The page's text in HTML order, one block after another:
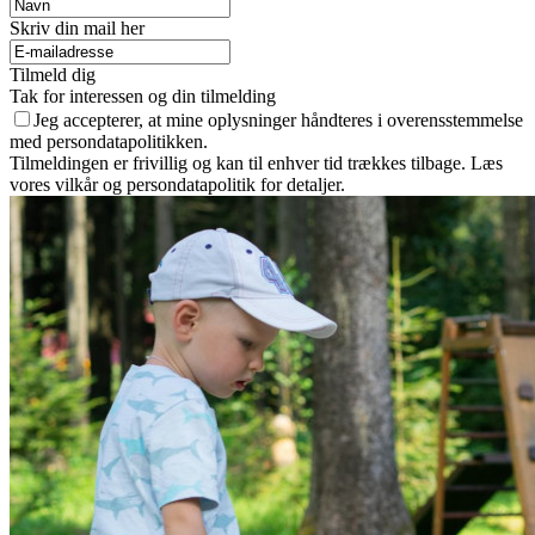
Skriv din mail her
Tilmeld dig
Tak for interessen og din tilmelding
Jeg accepterer, at mine oplysninger håndteres i overensstemmelse
med persondatapolitikken.
Tilmeldingen er frivillig og kan til enhver tid trækkes tilbage. Læs
vores vilkår og persondatapolitik for detaljer.